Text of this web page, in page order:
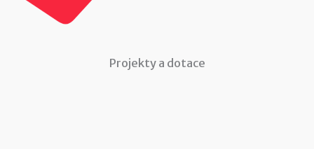
Projekty a dotace